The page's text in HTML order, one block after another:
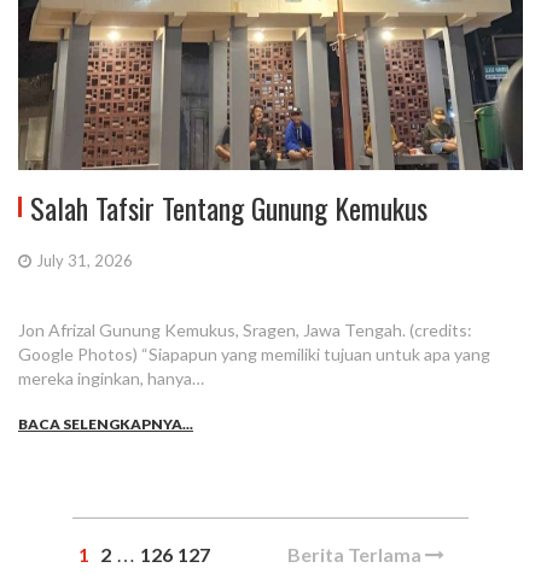
Salah Tafsir Tentang Gunung Kemukus
July 31, 2026
Jon Afrizal Gunung Kemukus, Sragen, Jawa Tengah. (credits:
Google Photos) “Siapapun yang memiliki tujuan untuk apa yang
mereka inginkan, hanya…
BACA SELENGKAPNYA...
1 2 … 126 127 Berita Terlama